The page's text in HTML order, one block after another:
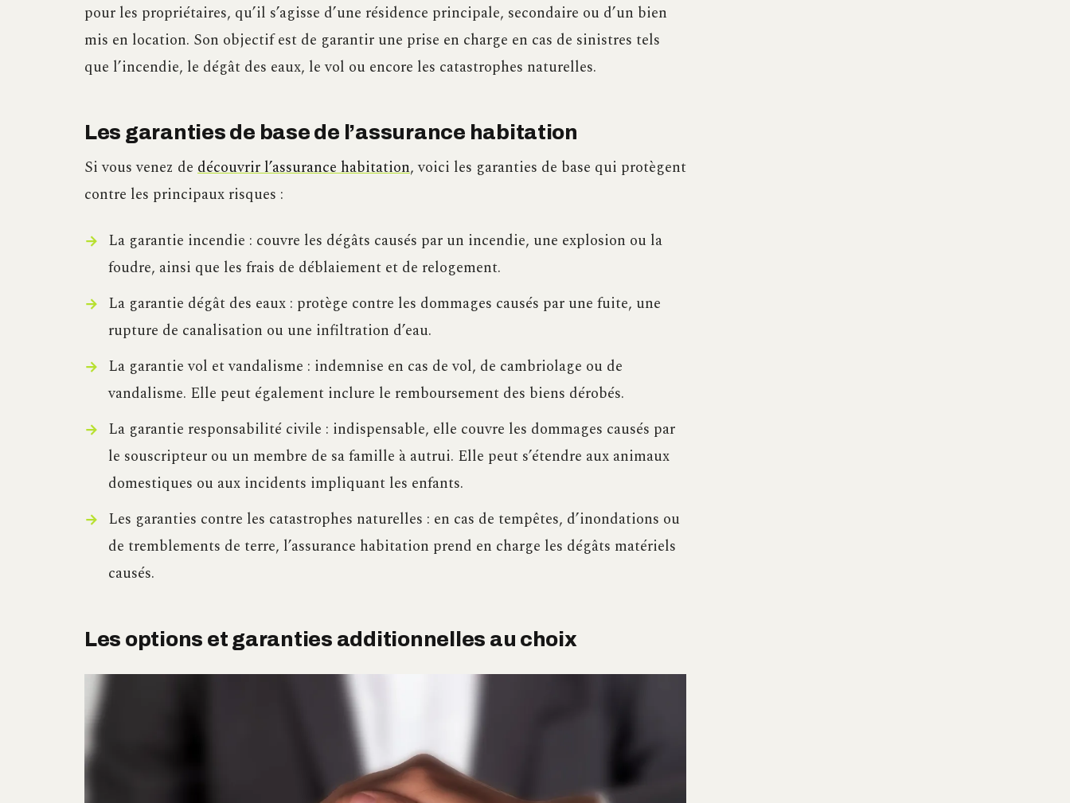
pour les propriétaires, qu’il s’agisse d’une résidence principale, secondaire ou d’un bien
mis en location. Son objectif est de garantir une prise en charge en cas de sinistres tels
que l’incendie, le dégât des eaux, le vol ou encore les catastrophes naturelles.
Les garanties de base de l’assurance habitation
Si vous venez de découvrir l’assurance habitation, voici les garanties de base qui protègent
contre les principaux risques :
La garantie incendie : couvre les dégâts causés par un incendie, une explosion ou la
foudre, ainsi que les frais de déblaiement et de relogement.
La garantie dégât des eaux : protège contre les dommages causés par une fuite, une
rupture de canalisation ou une infiltration d’eau.
La garantie vol et vandalisme : indemnise en cas de vol, de cambriolage ou de
vandalisme. Elle peut également inclure le remboursement des biens dérobés.
La garantie responsabilité civile : indispensable, elle couvre les dommages causés par
le souscripteur ou un membre de sa famille à autrui. Elle peut s’étendre aux animaux
domestiques ou aux incidents impliquant les enfants.
Les garanties contre les catastrophes naturelles : en cas de tempêtes, d’inondations ou
de tremblements de terre, l’assurance habitation prend en charge les dégâts matériels
causés.
Les options et garanties additionnelles au choix